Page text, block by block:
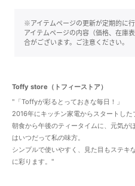
※アイテムページの更新が定期的に
アイテムページの内容（価格、在庫
合がございます。ご注意ください。
Toffy store（トフィーストア）
"「Toffyが彩るとっておきな毎日！」
2016年にキッチン家電からスタートした
朝食から午後のティータイムに、元気
はいつだって私の味方。
シンプルで使いやすく、見た目もステキ
に彩ります。"